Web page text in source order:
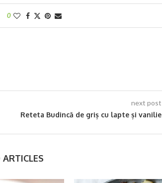
0
next post
Reteta Budincă de griș cu lapte și vanilie
ARTICLES